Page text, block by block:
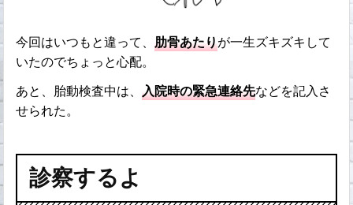
今回はいつもと違って、肋骨あたりが一生ズキズキして
いたのでちょっと心配。
あと、胎動検査中は、入院時の緊急連絡先などを記入さ
せられた。
診察するよ